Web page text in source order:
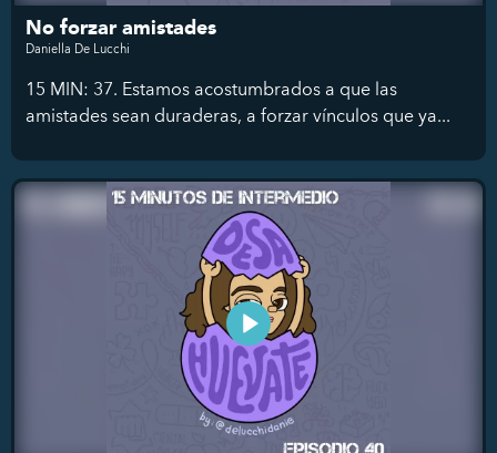
No forzar amistades
Daniella De Lucchi
15 MIN: 37. Estamos acostumbrados a que las
amistades sean duraderas, a forzar vínculos que ya...